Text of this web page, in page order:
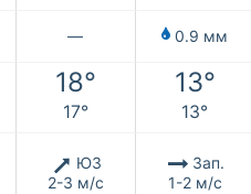
— 0.9 мм
18° 13°
17° 13°
ЮЗ
2-3 м/с
Зап.
1-2 м/с